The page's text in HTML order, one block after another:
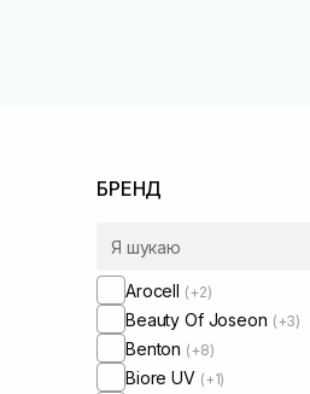
БРЕНД
Arocell (+2)
Beauty Of Joseon (+3)
Benton (+8)
Biore UV (+1)